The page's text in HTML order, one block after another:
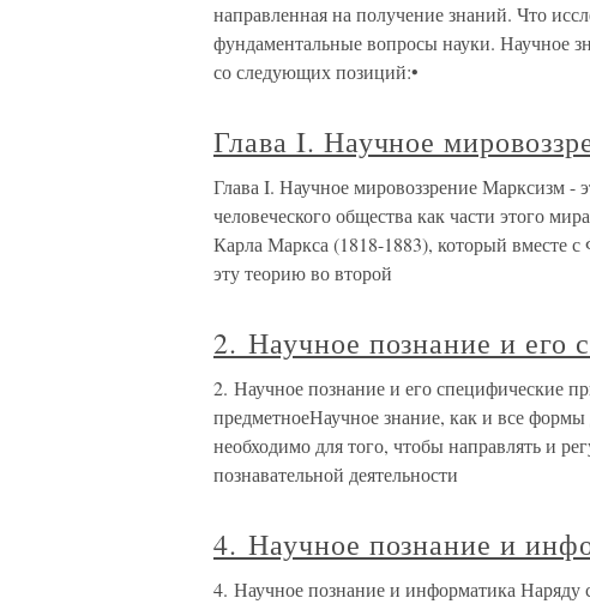
направленная на получение знаний. Что
фундаментальные вопросы науки. Научное
со следующих позиций:•
Глава I. Научное
Глава I. Научное мировоззрение Марксизм
человеческого общества как части этого
Карла Маркса (1818-1883), который вместе
эту теорию во второй
2. Научное познание и его
2. Научное познание и его специфические
предметноеНаучное знание, как и все
необходимо для того, чтобы направлять и
познавательной деятельности
4. Научное познание и
4. Научное познание и информатика